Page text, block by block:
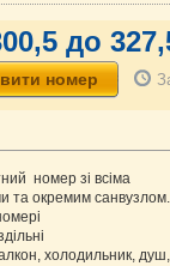
до
номер зі всіма
та окремим санвузлом.
холодильник, душ,